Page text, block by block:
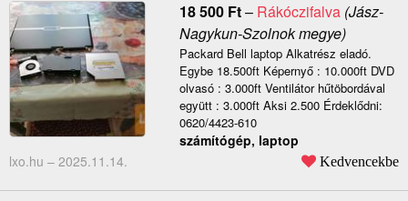
18 500 Ft– Rákóczifalva(Jász-
Nagykun-Szolnok megye)
Packard Bell laptop Alkatrész eladó.
Egybe 18.500ft Képernyő : 10.000ft DVD
olvasó : 3.000ft Ventilátor hűtöbordával
együtt : 3.000ft Aksi 2.500 Érdeklődni:
0620/4423-610
számítógép, laptop
lxo.hu – 2025.11.14. Kedvencekbe